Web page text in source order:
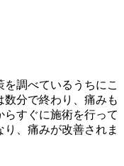
調べているうちにこ
分で終わり、痛みも
すぐに施術を行って
、痛みが改善されま